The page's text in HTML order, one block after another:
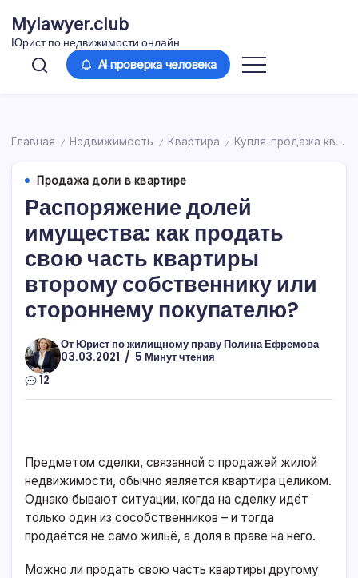
содержимому
Mylawyer.club
Юрист по недвижимости онлайн
AI проверка человека
Главная / Недвижимость / Квартира / Купля-продажа квартиры
Продажа доли в квартире
Распоряжение долей
имущества: как продать
свою часть квартиры
второму собственнику или
стороннему покупателю?
ОтЮрист по жилищному праву Полина Ефремова
03.03.2021
5 Минут чтения
12
Предметом сделки, связанной с продажей жилой
недвижимости, обычно является квартира целиком.
Однако бывают ситуации, когда на сделку идёт
только один из сособственников – и тогда
продаётся не само жильё, а доля в праве на него.
Можно ли продать свою часть квартиры другому